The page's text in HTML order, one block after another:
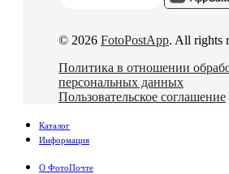
© 2026 FotoPostApp. All rights
Политика в отношении
персональных данных
Пользовательское соглашение
Каталог
Информация
О ФотоПочте